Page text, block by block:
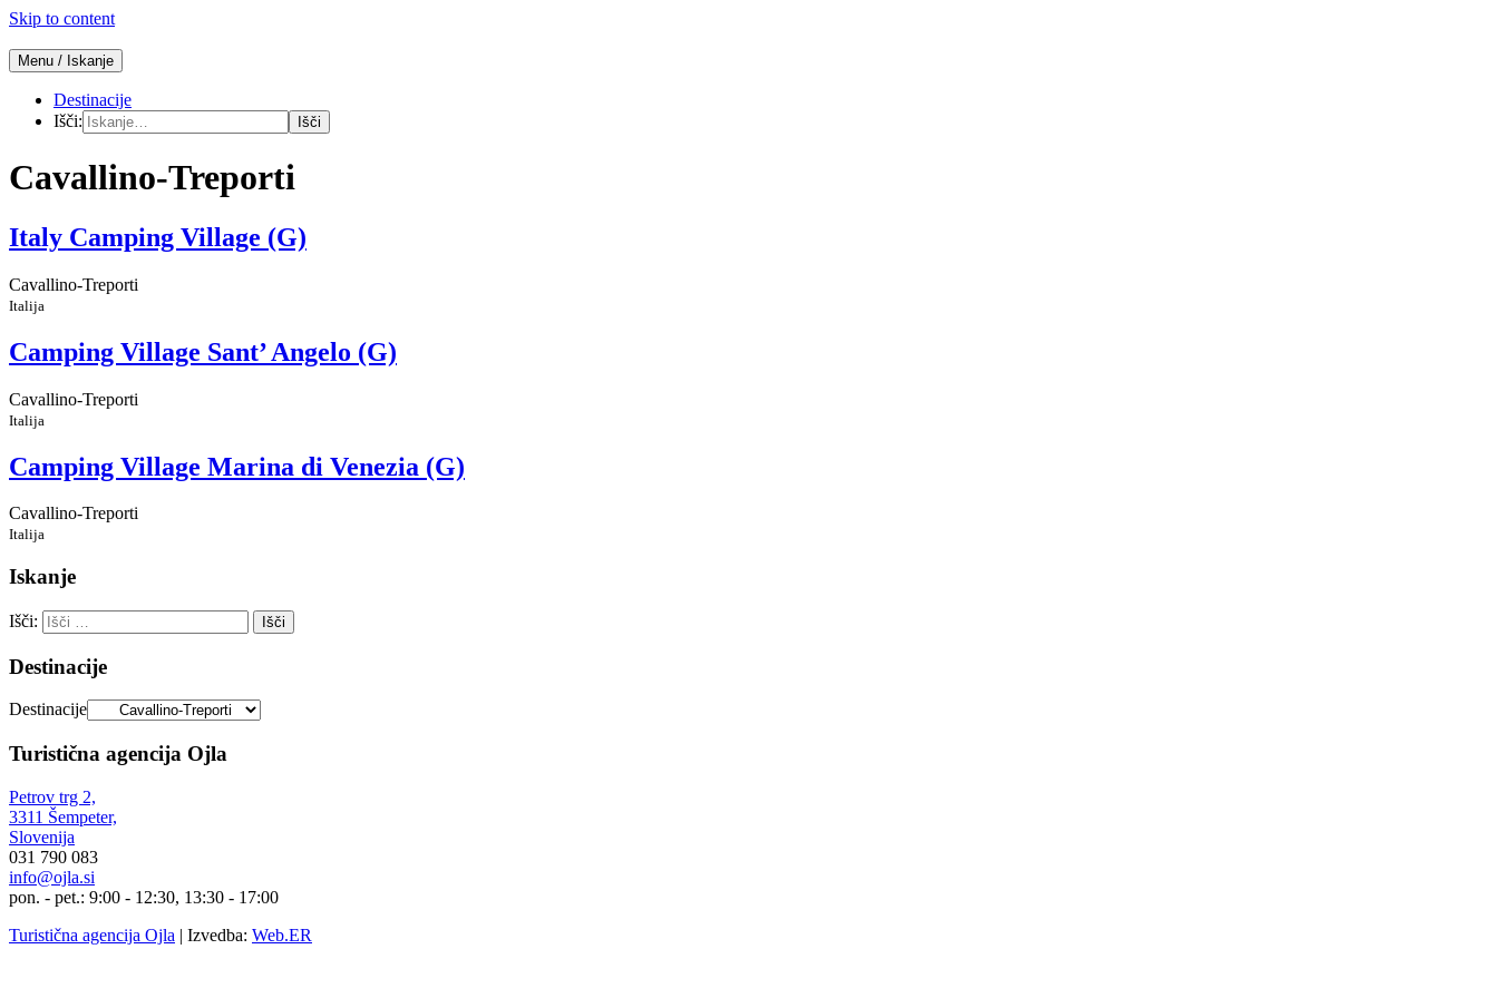
Skip to content
Mobilne hišice
Počitnice v mobilnih hišicah
Menu / Iskanje
Destinacije
Išči:
Cavallino-Treporti
Italy Camping Village (G)
Cavallino-Treporti
Italija
Camping Village Sant’ Angelo (G)
Cavallino-Treporti
Italija
Camping Village Marina di Venezia (G)
Cavallino-Treporti
Italija
Iskanje
Išči:
Destinacije
Destinacije
Turistična agencija Ojla
Petrov trg 2,
3311 Šempeter,
Slovenija
031 790 083
info@ojla.si
pon. - pet.: 9:00 - 12:30, 13:30 - 17:00
Turistična agencija Ojla | Izvedba: Web.ER